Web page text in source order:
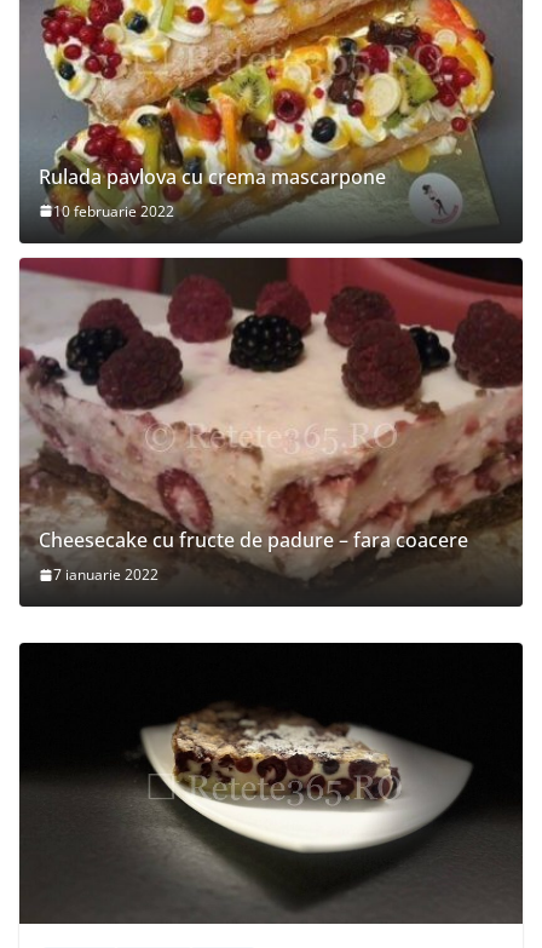
Rulada pavlova cu crema mascarpone
10 februarie 2022
Cheesecake cu fructe de padure – fara coacere
7 ianuarie 2022